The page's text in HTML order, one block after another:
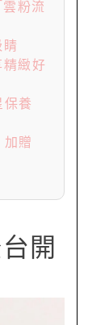
粉流
緻好
保養
加贈
開